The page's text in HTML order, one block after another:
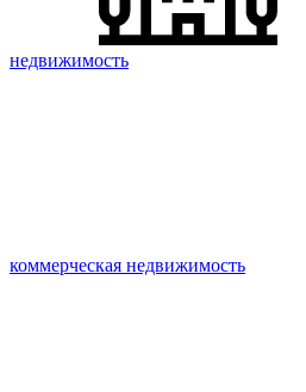
недвижимость
коммерческая недвижимость